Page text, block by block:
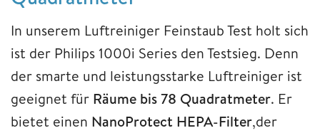
In unserem Luftreiniger Feinstaub Test holt sich
ist der Philips 1000i Series den Testsieg. Denn
der smarte und leistungsstarke Luftreiniger ist
geeignet für Räume bis 78 Quadratmeter. Er
bietet einen NanoProtect HEPA-Filter,der